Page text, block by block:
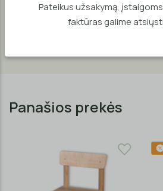
Kėdutė pagaminta iš natūralios
Panašios prekės
Pateikus užsakymą,
faktūras galime